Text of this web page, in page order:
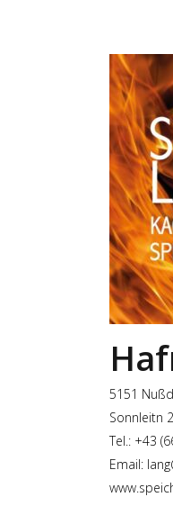
5151
Sonnleitn 2
Tel.: +43
Email: